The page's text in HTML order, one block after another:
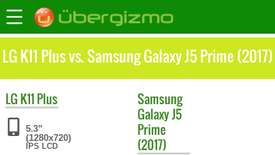
LG K11 Plus vs. Samsung Galaxy J5 Prime (2017)
LG K11 Plus
5.3"
(1280x720)
IPS LCD
Samsung
Galaxy J5
Prime
(2017)